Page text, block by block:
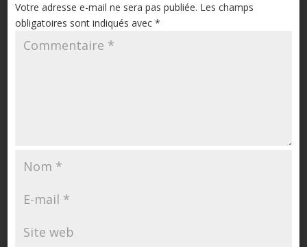
Votre adresse e-mail ne sera pas publiée. Les champs
obligatoires sont indiqués avec *